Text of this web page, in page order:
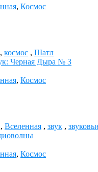
, Космос
, космос , Шатл
Черная Дыра № 3
, Космос
, Вселенная , звук ,
, Космос